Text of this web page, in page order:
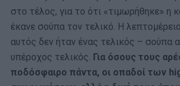
στο τέλος, για το ότι «τιμωρήθηκε» η
έκανε σούπα τον τελικό. Η
αυτός δεν ήταν ένας τελικός – σούπα
υπέροχος τελικός. Για όσους τους
ποδόσφαιρο πάντα, οι οπαδοί των